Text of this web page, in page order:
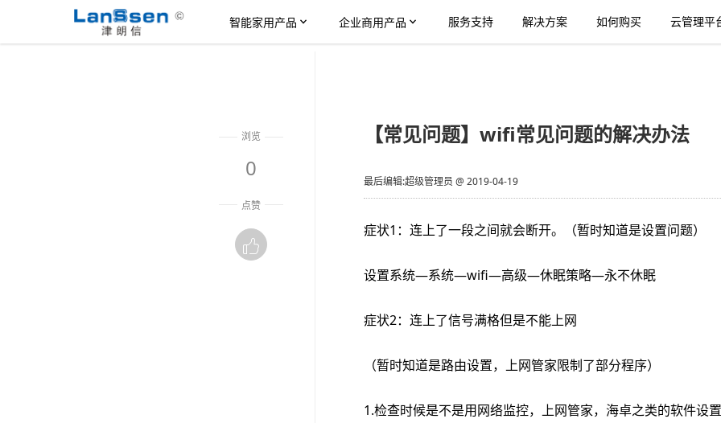
智能家用产品 企业商用产品 服务支持 解决方案 如何购买 云管理平
浏览
0
点赞
【常见问题】wifi常见问题的解决办法
最后编辑:超级管理员 @ 2019-04-19
症状1 ：连上了一段之间就会断开。（暂时知道是设置问题）
设置系统—系统—wifi—高级—休眠策略—永不休眠
症状2：连上了信号满格但是不能上网
（暂时知道是路由设置，上网管家限制了部分程序）
1.检查时候是不是用网络监控，上网管家，海卓之类的软件设